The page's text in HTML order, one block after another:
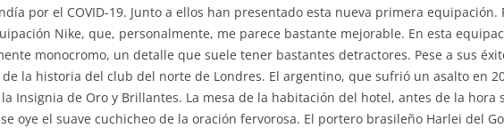
por el COVID-19. Junto a ellos han presentado esta nueva primera
Nike, que, personalmente, me parece bastante mejorable. En esta
monocromo, un detalle que suele tener bastantes detractores. Pese a sus
la historia del club del norte de Londres. El argentino, que sufrió un asalto en
Insignia de Oro y Brillantes. La mesa de la habitación del hotel, antes de la hora
oye el suave cuchicheo de la oración fervorosa. El portero brasileño Harlei del